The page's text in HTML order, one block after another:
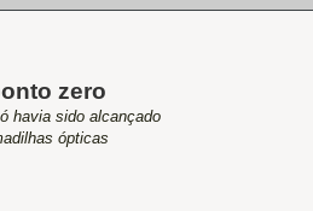
zero
havia sido alcançado
ópticas